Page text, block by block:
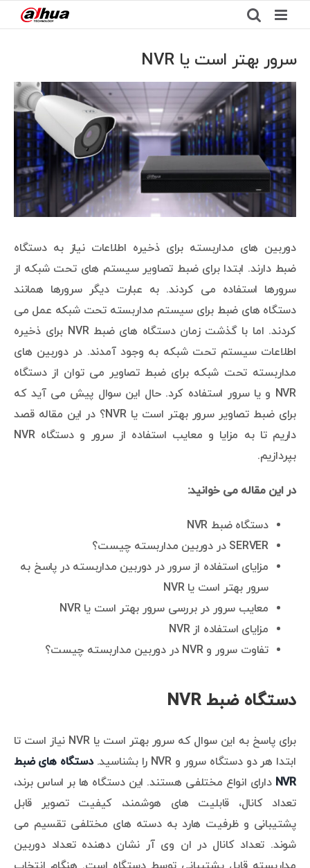
to
سرور بهتر است یا NVR
View
Larger
Image
دوربین های مداربسته برای ذخیره اطلاعات نیاز به دستگاه
ضبط دارند. ابتدا برای ضبط تصاویر سیستم های تحت شبکه از
سرورها استفاده می کردند. به عبارت دیگر سرورها همانند
دستگاه های ضبط برای سیستم مداربسته تحت شبکه عمل می
کردند. اما با گذشت زمان دستگاه های ضبط NVR برای ذخیره
اطلاعات سیستم تحت شبکه به وجود آمدند. در دوربین های
مداربسته تحت شبکه برای ضبط تصاویر می توان از دستگاه
NVR و یا سرور استفاده کرد. حال این سوال پیش می آید که
برای ضبط تصاویر سرور بهتر است یا NVR؟ در این مقاله قصد
داریم تا به مزایا و معایب استفاده از سرور و دستگاه NVR
بپردازیم.
در این مقاله می خوانید:
دستگاه ضبط NVR
SERVER در دوربین مداربسته چیست؟
مزایای استفاده از سرور در دوربین مداربسته در پاسخ به
سرور بهتر است یا NVR
معایب سرور در بررسی سرور بهتر است یا NVR
مزایای استفاده از NVR
تفاوت سرور و NVR در دوربین مداربسته چیست؟
دستگاه ضبط NVR
برای پاسخ به این سوال که سرور بهتر است یا NVR نیاز است تا
ابتدا هر دو دستگاه سرور و NVR را بشناسید.
دستگاه های ضبط
NVR دارای انواع مختلفی هستند. این دستگاه ها بر اساس برند،
تعداد کانال، قابلیت های هوشمند، کیفیت تصویر قابل
پشتیبانی و ظرفیت هارد به دسته های مختلفی تقسیم می
شوند. تعداد کانال در ان وی آر نشان دهنده تعداد دوربین